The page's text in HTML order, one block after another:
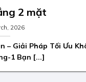
2 mặt
2026
– Giải Pháp Tối Ưu
1 Bạn [...]